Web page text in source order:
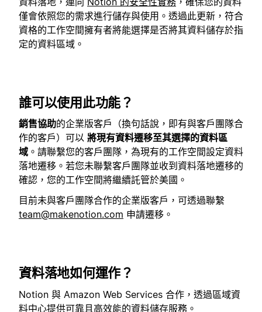
僅會依照您的需求進行儲存與使用。透過此更新，符合
資格的工作空間擁有者將能選擇是否將其資料儲存於指
定的資料區域。
誰可以使用此功能？
銷售協助的企業版客戶（換句話說，即有與客戶團隊合
作的客戶）可以 將現有資料遷移至其選擇的資料區
域 。 請聯繫您的客戶團隊，為現有的工作空間設定資料
落地遷移。若您未聯繫客戶團隊並收到資料落地遷移的
確認，您的工作空間將繼續託管於美國。
目前未與客戶團隊合作的企業版客戶，可透過聯繫
team@makenotion.com 申請遷移。
資料落地如何運作？
Notion 與 Amazon Web Services 合作，透過區域資
料中心提供可靠且高效能的資料儲存服務。